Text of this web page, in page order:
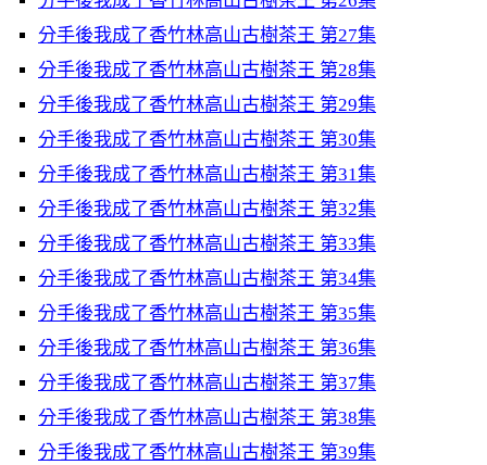
分手後我成了香竹林高山古樹茶王 第27集
分手後我成了香竹林高山古樹茶王 第28集
分手後我成了香竹林高山古樹茶王 第29集
分手後我成了香竹林高山古樹茶王 第30集
分手後我成了香竹林高山古樹茶王 第31集
分手後我成了香竹林高山古樹茶王 第32集
分手後我成了香竹林高山古樹茶王 第33集
分手後我成了香竹林高山古樹茶王 第34集
分手後我成了香竹林高山古樹茶王 第35集
分手後我成了香竹林高山古樹茶王 第36集
分手後我成了香竹林高山古樹茶王 第37集
分手後我成了香竹林高山古樹茶王 第38集
分手後我成了香竹林高山古樹茶王 第39集